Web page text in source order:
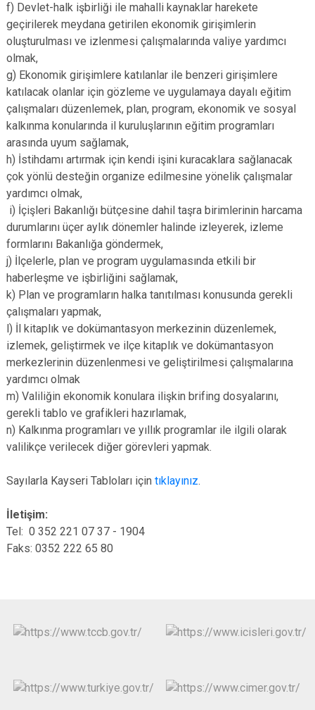
f) Devlet-halk işbirliği ile mahalli kaynaklar harekete
geçirilerek meydana getirilen ekonomik girişimlerin
oluşturulması ve izlenmesi çalışmalarında valiye yardımcı
olmak,
g) Ekonomik girişimlere katılanlar ile benzeri girişimlere
katılacak olanlar için gözleme ve uygulamaya dayalı eğitim
çalışmaları düzenlemek, plan, program, ekonomik ve sosyal
kalkınma konularında il kuruluşlarının eğitim programları
arasında uyum sağlamak,
h) İstihdamı artırmak için kendi işini kuracaklara sağlanacak
çok yönlü desteğin organize edilmesine yönelik çalışmalar
yardımcı olmak,
i) İçişleri Bakanlığı bütçesine dahil taşra birimlerinin harcama
durumlarını üçer aylık dönemler halinde izleyerek, izleme
formlarını Bakanlığa göndermek,
j) İlçelerle, plan ve program uygulamasında etkili bir
haberleşme ve işbirliğini sağlamak,
k) Plan ve programların halka tanıtılması konusunda gerekli
çalışmaları yapmak,
l) İl kitaplık ve dokümantasyon merkezinin düzenlemek,
izlemek, geliştirmek ve ilçe kitaplık ve dokümantasyon
merkezlerinin düzenlenmesi ve geliştirilmesi çalışmalarına
yardımcı olmak
m) Valiliğin ekonomik konulara ilişkin brifing dosyalarını,
gerekli tablo ve grafikleri hazırlamak,
n) Kalkınma programları ve yıllık programlar ile ilgili olarak
valilikçe verilecek diğer görevleri yapmak.
Sayılarla Kayseri Tabloları için tıklayınız.
İletişim:
Tel: 0 352 221 07 37 - 1904
Faks: 0352 222 65 80